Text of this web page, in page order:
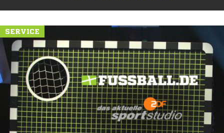
SERVICE